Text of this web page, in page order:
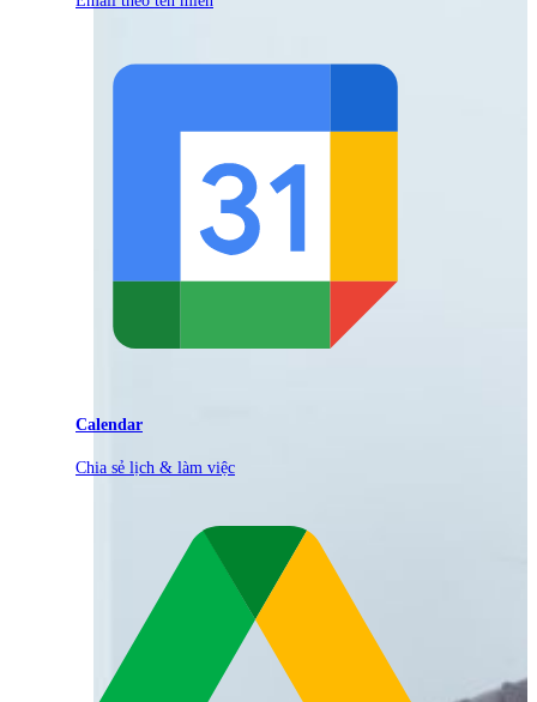
Calendar
Chia sẻ lịch & làm việc